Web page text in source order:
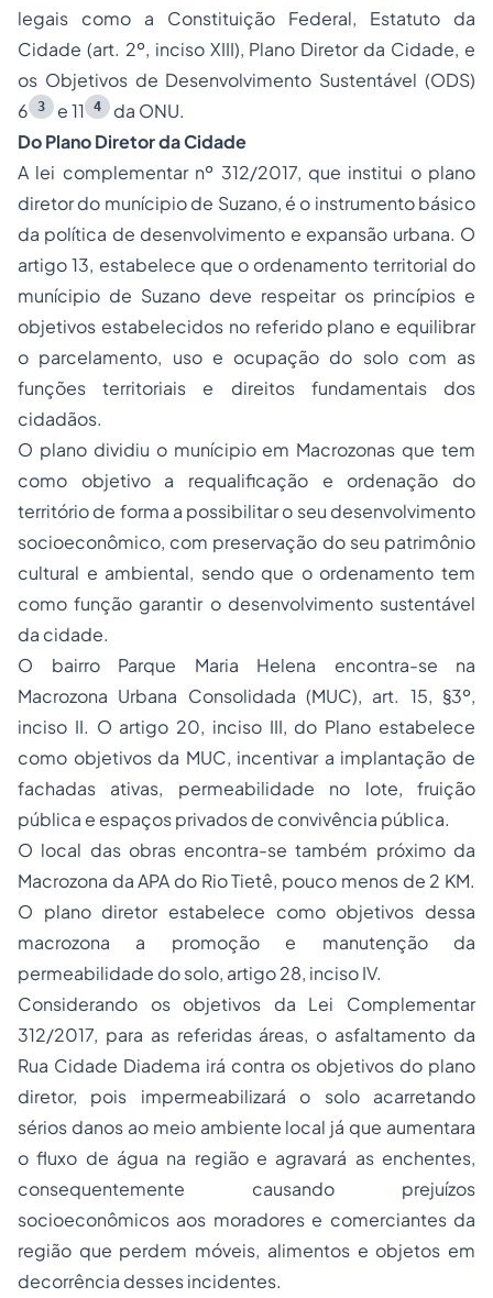
legais como a Constituição Federal, Estatuto da
Cidade (art. 2º, inciso XIII), Plano Diretor da Cidade, e
os Objetivos de Desenvolvimento Sustentável (ODS)
6
3 e 11 4
da ONU.
Do Plano Diretor da Cidade
A lei complementar nº 312/2017, que institui o plano
diretor do munícipio de Suzano, é o instrumento básico
da política de desenvolvimento e expansão urbana. O
artigo 13, estabelece que o ordenamento territorial do
munícipio de Suzano deve respeitar os princípios e
objetivos estabelecidos no referido plano e equilibrar
o parcelamento, uso e ocupação do solo com as
funções territoriais e direitos fundamentais dos
cidadãos.
O plano dividiu o munícipio em Macrozonas que tem
como objetivo a requalificação e ordenação do
território de forma a possibilitar o seu desenvolvimento
socioeconômico, com preservação do seu patrimônio
cultural e ambiental, sendo que o ordenamento tem
como função garantir o desenvolvimento sustentável
da cidade.
O bairro Parque Maria Helena encontra-se na
Macrozona Urbana Consolidada (MUC), art. 15, §3º,
inciso II. O artigo 20, inciso III, do Plano estabelece
como objetivos da MUC, incentivar a implantação de
fachadas ativas, permeabilidade no lote, fruição
pública e espaços privados de convivência pública.
O local das obras encontra-se também próximo da
Macrozona da APA do Rio Tietê, pouco menos de 2 KM.
O plano diretor estabelece como objetivos dessa
macrozona a promoção e manutenção da
permeabilidade do solo, artigo 28, inciso IV.
Considerando os objetivos da Lei Complementar
312/2017, para as referidas áreas, o asfaltamento da
Rua Cidade Diadema irá contra os objetivos do plano
diretor, pois impermeabilizará o solo acarretando
sérios danos ao meio ambiente local já que aumentara
o fluxo de água na região e agravará as enchentes,
consequentemente causando prejuízos
socioeconômicos aos moradores e comerciantes da
região que perdem móveis, alimentos e objetos em
decorrência desses incidentes.